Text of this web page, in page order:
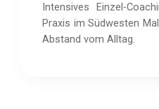
Intensives Einzel-
Praxis im Südwesten
Abstand vom Alltag.